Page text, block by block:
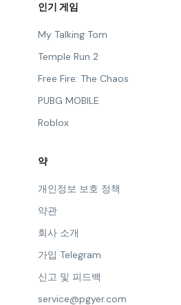
인기 게임
My Talking Tom
Temple Run 2
Free Fire: The Chaos
PUBG MOBILE
Roblox
약
개인정보 보호 정책
약관
회사 소개
가입 Telegram
신고 및 피드백
service@pgyer.com